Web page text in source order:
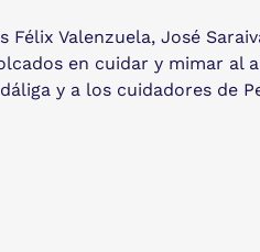
Valenzuela, José
en cuidar y mimar al
y a los cuidadores de